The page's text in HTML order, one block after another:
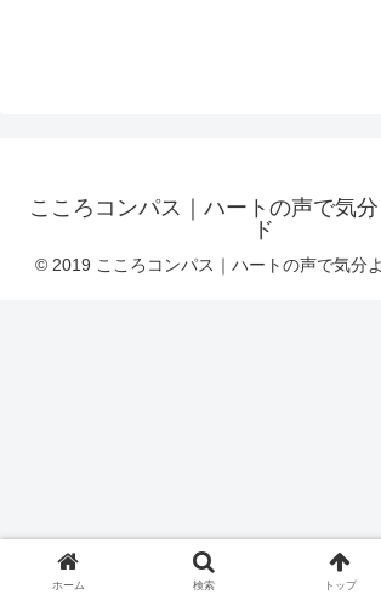
こころコンパス｜ハートの声で気
ド
© 2019 こころコンパス｜ハートの声で気分
ホーム 検索 トップ